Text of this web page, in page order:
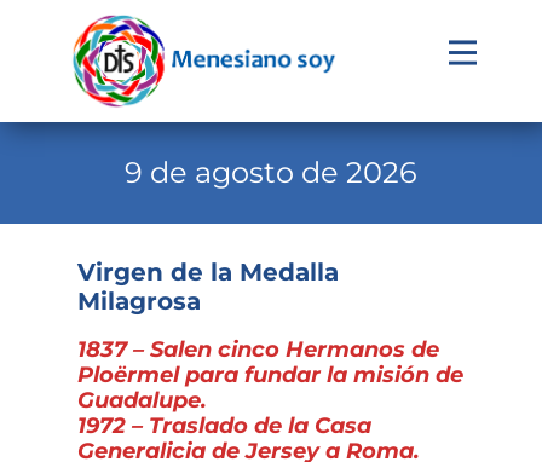
Evangelio
Institucional
Familia Menesiana
Pastoral Vocacional
Recursos
9 de agosto de 2026
Virgen de la Medalla
Milagrosa
1837 – Salen cinco Hermanos de
Ploërmel para fundar la misión de
Guadalupe.
1972 – Traslado de la Casa
Generalicia de Jersey a Roma.